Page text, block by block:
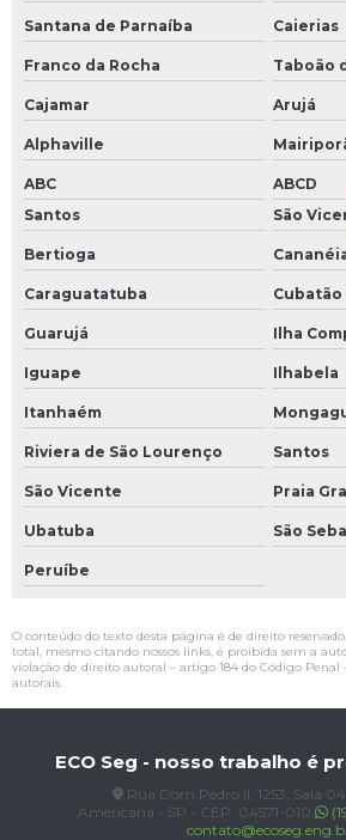
Santana de Parnaíba Caierias
Franco da Rocha Taboão
Cajamar Arujá
Alphaville
ABC
ABCD
Santos
São
Bertioga
Caraguatatuba Cubatão
Guarujá Ilha
Iguape Ilhabela
Itanhaém
Riviera de São Lourenço Santos
São Vicente Praia
Ubatuba São
Peruíbe
O conteúdo do texto desta página é de direito
total, mesmo citando nossos links, é proibida sem a
violação de direito autoral – artigo 184 do Código Penal
autorais.
ECO Seg - nosso trabalho é
Rua Dom Pedro II, 1253, Sala
Americana - SP - CEP: 04571-010